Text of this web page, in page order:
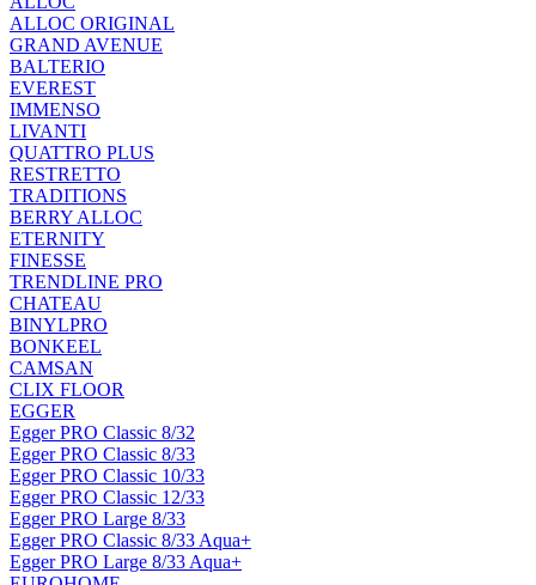
ALLOC ORIGINAL
GRAND AVENUE
BALTERIO
EVEREST
IMMENSO
LIVANTI
QUATTRO PLUS
RESTRETTO
TRADITIONS
BERRY ALLOC
ETERNITY
FINESSE
TRENDLINE PRO
CHATEAU
BINYLPRO
BONKEEL
CAMSAN
CLIX FLOOR
EGGER
Egger PRO Classic 8/32
Egger PRO Classic 8/33
Egger PRO Classic 10/33
Egger PRO Classic 12/33
Egger PRO Large 8/33
Egger PRO Classic 8/33 Aqua+
Egger PRO Large 8/33 Aqua+